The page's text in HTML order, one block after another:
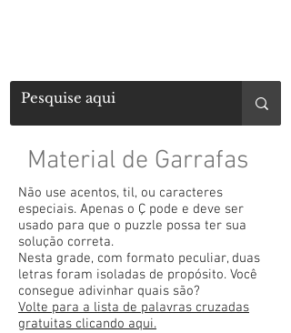
Material de Garrafas
Não use acentos, til, ou caracteres
especiais. Apenas o Ç pode e deve ser
usado para que o puzzle possa ter sua
solução correta.
Nesta grade, com formato peculiar, duas
letras foram isoladas de propósito. Você
consegue adivinhar quais são?
Volte para a lista de palavras cruzadas
gratuitas clicando aqui.